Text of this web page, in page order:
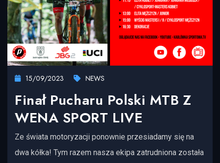
15/09/2023 NEWS
Finał Pucharu Polski MTB Z
WENA SPORT LIVE
Ze świata motoryzacji ponownie przesiadamy się na
dwa kółka! Tym razem nasza ekipa zatrudniona została